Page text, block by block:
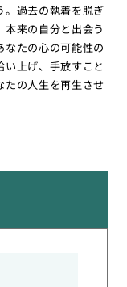
。過去の執着を脱ぎ
来の自分と出会う
なたの心の可能性の
上げ、手放すこと
たの人生を再生させ